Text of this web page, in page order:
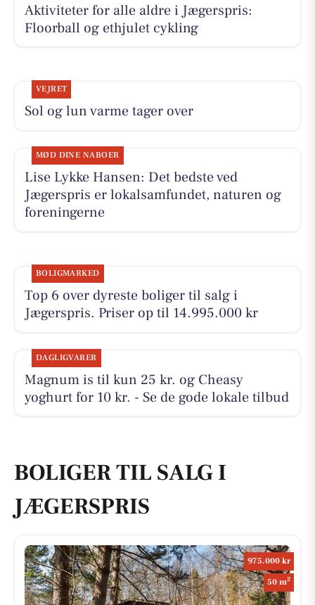
Aktiviteter for alle aldre i Jægerspris:
Floorball og ethjulet cykling
VEJRET
Sol og lun varme tager over
MØD DINE NABOER
Lise Lykke Hansen: Det bedste ved
Jægerspris er lokalsamfundet, naturen og
foreningerne
BOLIGMARKED
Top 6 over dyreste boliger til salg i
Jægerspris. Priser op til 14.995.000 kr
DAGLIGVARER
Magnum is til kun 25 kr. og Cheasy
yoghurt for 10 kr. - Se de gode lokale tilbud
BOLIGER TIL SALG I
JÆGERSPRIS
975.000 kr
50 m2